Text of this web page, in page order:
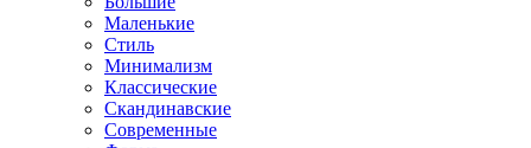
Маленькие
Стиль
Минимализм
Классические
Скандинавские
Современные